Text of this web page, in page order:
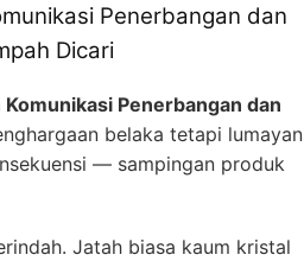
Penerbangan dan
Dicari
Penerbangan dan
belaka tetapi lumayan
— sampingan produk
Jatah biasa kaum kristal